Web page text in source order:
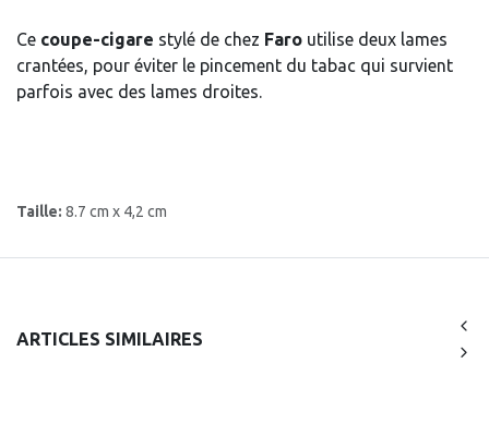
Ce coupe-cigare stylé de chez Faro utilise deux lames
crantées, pour éviter le pincement du tabac qui survient
parfois avec des lames droites.
Taille: 8.7 cm x 4,2 cm
ARTICLES SIMILAIRES